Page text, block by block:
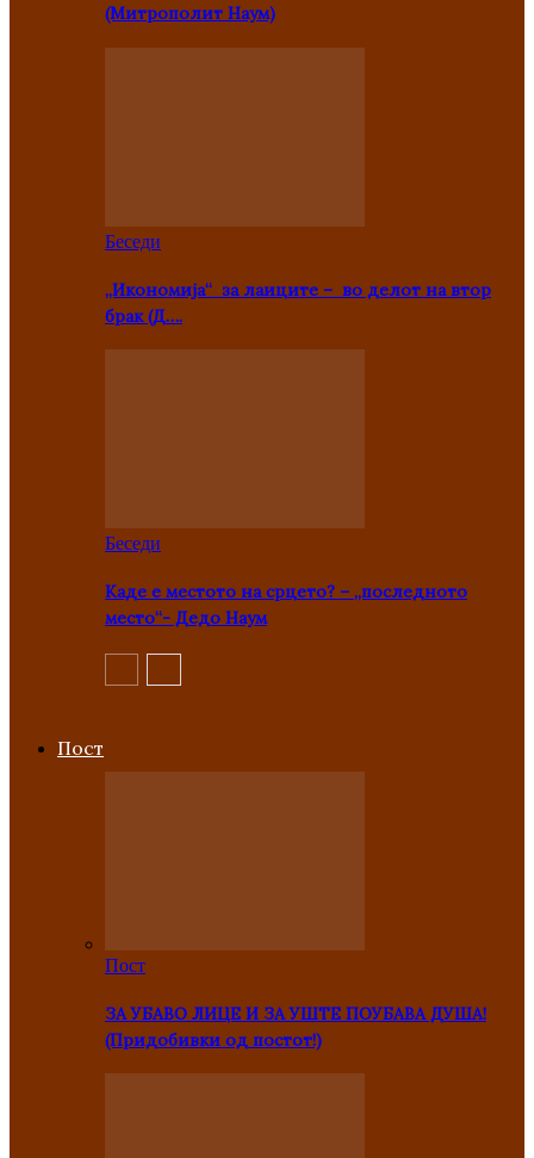
(Митрополит Наум)
Беседи
„Икономија“ за лаиците – во делот на втор
брак (Д….
Беседи
Каде е местото на срцето? – „последното
место“- Дедо Наум
Пост
Пост
ЗА УБАВО ЛИЦЕ И ЗА УШТЕ ПОУБАВА ДУША!
(Придобивки од постот!)